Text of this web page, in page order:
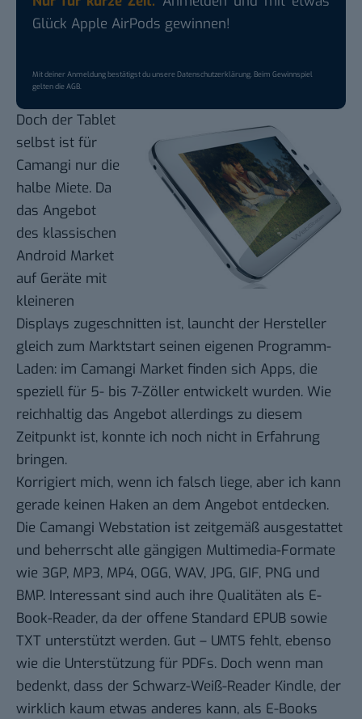
Glück Apple AirPods gewinnen!
Mit deiner Anmeldung bestätigst du unsereDatenschutzerklärung. Beim Gewinnspiel
gelten dieAGB.
Doch der Tablet
selbst ist für
Camangi nur die
halbe Miete. Da
das Angebot
des klassischen
Android Market
auf Geräte mit
kleineren
Displays zugeschnitten ist, launcht der Hersteller
gleich zum Marktstart seinen eigenen Programm-
Laden: im Camangi Market finden sich Apps, die
speziell für 5- bis 7-Zöller entwickelt wurden. Wie
reichhaltig das Angebot allerdings zu diesem
Zeitpunkt ist, konnte ich noch nicht in Erfahrung
bringen.
Korrigiert mich, wenn ich falsch liege, aber ich kann
gerade keinen Haken an dem Angebot entdecken.
Die Camangi Webstation ist zeitgemäß ausgestattet
und beherrscht alle gängigen Multimedia-Formate
wie 3GP, MP3, MP4, OGG, WAV, JPG, GIF, PNG und
BMP. Interessant sind auch ihre Qualitäten als E-
Book-Reader, da der offene Standard EPUB sowie
TXT unterstützt werden. Gut – UMTS fehlt, ebenso
wie die Unterstützung für PDFs. Doch wenn man
bedenkt, dass der Schwarz-Weiß-Reader Kindle, der
wirklich kaum etwas anderes kann, als E-Books